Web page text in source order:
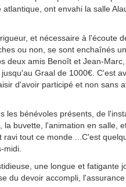
ont envahi la salle
et nécessaire à l'écoute
ou non, se sont enchaînés
deux amis Benoît et Jean-
Graal de 1000€. C'est
d'avoir participé et non sans
les bénévoles présents, de
la buvette, l'animation en salle,
ravi tout ce monde ...C'est
midi.
une longue et fatigante
du devoir accompli,